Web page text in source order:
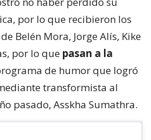
por lo que recibieron los
Belén Mora, Jorge Alís, Kike
por lo que pasan a la
de humor que logró
transformista al
pasado, Asskha Sumathra.